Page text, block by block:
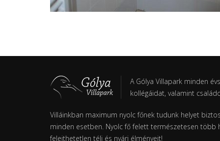
A Gólya Villapark minden
kollégáidat, valamint
Villáinkban maximum nyolc főnek tudunk helyet
minden esetben. Nyolc fő felett természetesen több
felejthetetlen téli és nyári élményeit!